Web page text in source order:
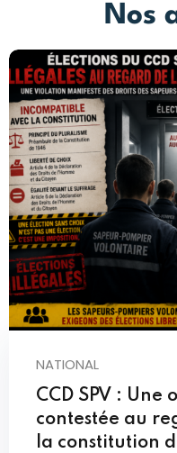
Nos
NATIONAL
CCD SPV : Une
contestée au
la constitution